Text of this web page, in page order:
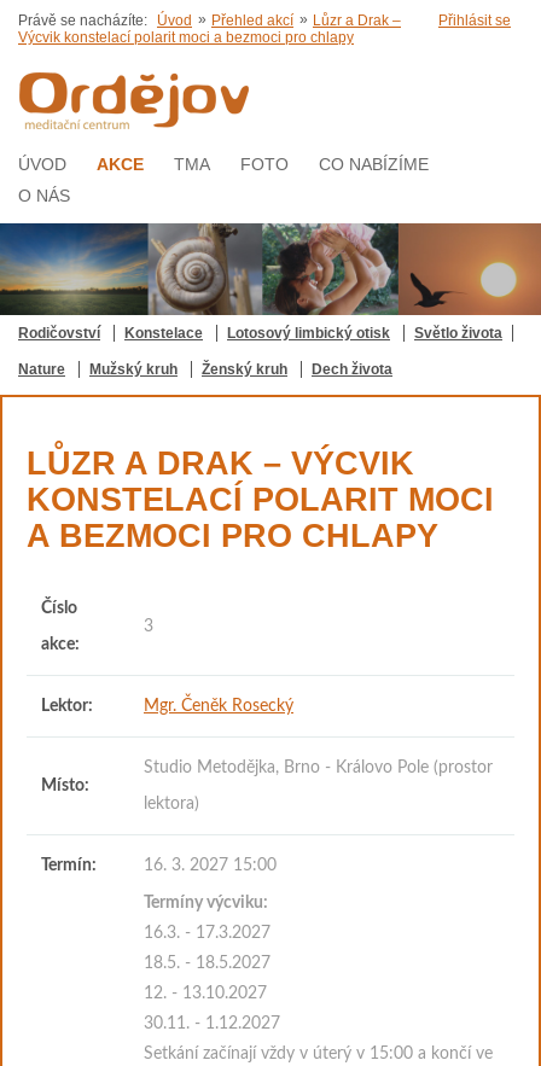
Přihlásit se
Právě se nacházíte: Úvod » Přehled akcí » Lůzr a Drak –
Výcvik konstelací polarit moci a bezmoci pro chlapy
ÚVOD AKCE TMA FOTO
CO NABÍZÍME
O NÁS
Rodičovství Konstelace Lotosový limbický otisk Světlo života
Nature Mužský kruh Ženský kruh Dech života
LŮZR A DRAK – VÝCVIK
KONSTELACÍ POLARIT MOCI
A BEZMOCI PRO CHLAPY
Číslo
akce:
3
Lektor: Mgr. Čeněk Rosecký
Místo:
Studio Metodějka, Brno - Královo Pole (prostor
lektora)
Termín: 16. 3. 2027 15:00
Termíny výcviku:
16.3. - 17.3.2027
18.5. - 18.5.2027
12. - 13.10.2027
30.11. - 1.12.2027
Setkání začínají vždy v úterý v 15:00 a končí ve